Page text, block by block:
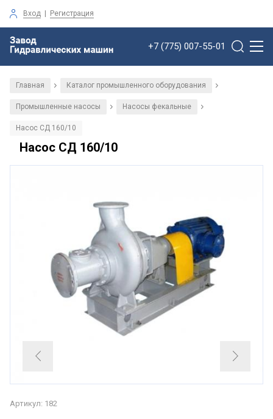
Вход | Регистрация
+7 (775) 007-55-01
Главная / Каталог промышленного оборудования /
Промышленные насосы / Насосы фекальные /
Насос СД 160/10
Насос СД 160/10
Артикул: 182